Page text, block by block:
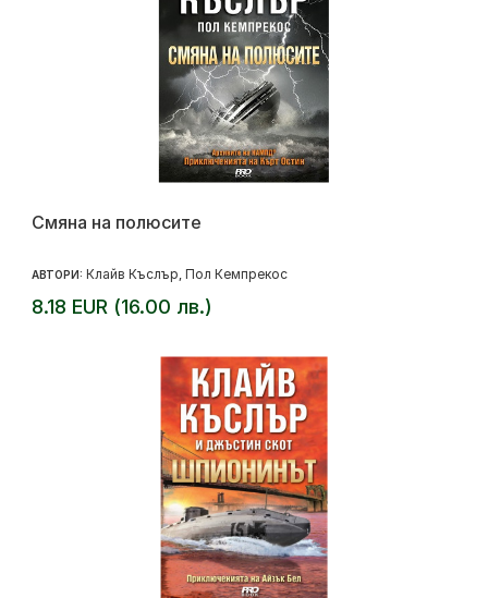
Смяна на полюсите
АВТОРИ: Клайв Къслър Пол Кемпрекос
8.18 EUR (16.00 лв.)